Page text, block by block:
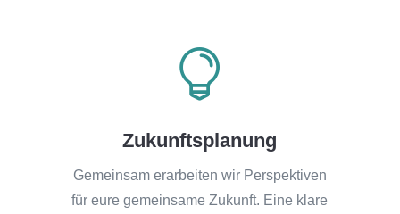

Zukunftsplanung
Gemeinsam erarbeiten wir Perspektiven
für eure gemeinsame Zukunft. Eine klare